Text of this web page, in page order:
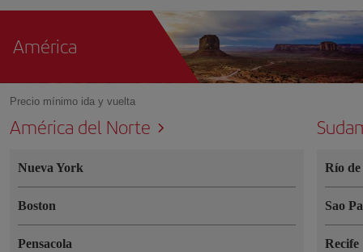
América
Precio mínimo ida y vuelta
América del Norte
Nueva York
Boston
Pensacola
Río
Sao
Recife